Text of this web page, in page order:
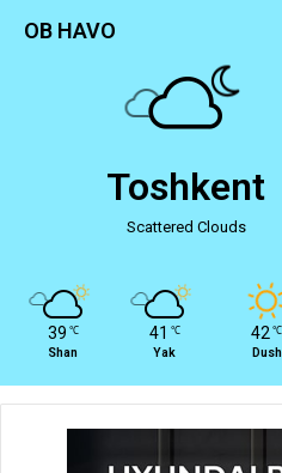
OB HAVO
Toshkent
Scattered Clouds
39 ℃
Shan
41 ℃
Yak
42 ℃
Dush